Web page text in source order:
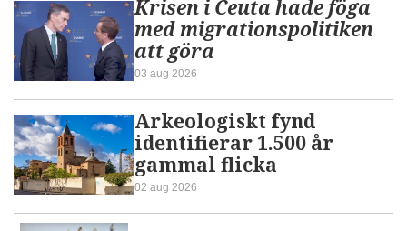
Krisen i Ceuta hade föga
med migrationspolitiken
att göra
03 aug 2026
Arkeologiskt fynd
identifierar 1.500 år
gammal flicka
02 aug 2026